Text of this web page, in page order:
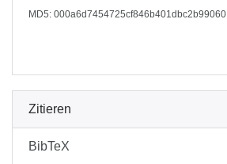
MD5: 000a6d7454725cf846b401dbc2b99060
Zitieren
BibTeX